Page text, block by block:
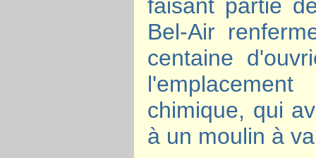
faisant partie
Bel-Air
centaine
chimique, qui
à un moulin à